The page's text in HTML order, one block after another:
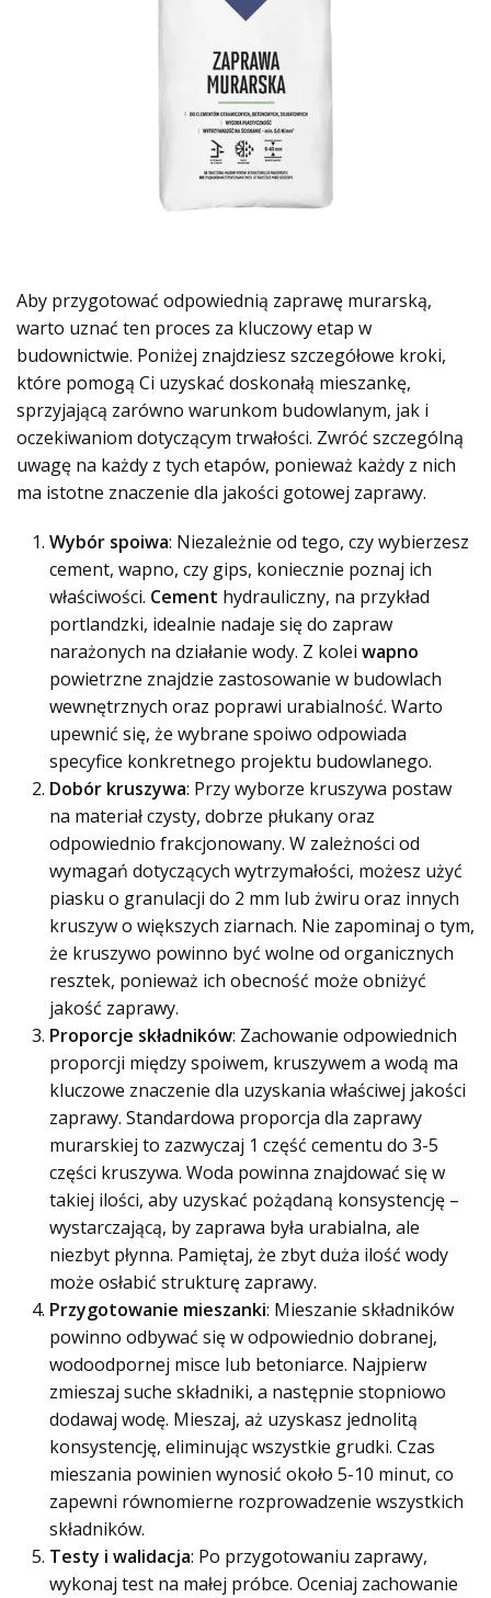
Aby przygotować odpowiednią zaprawę murarską,
warto uznać ten proces za kluczowy etap w
budownictwie. Poniżej znajdziesz szczegółowe kroki,
które pomogą Ci uzyskać doskonałą mieszankę,
sprzyjającą zarówno warunkom budowlanym, jak i
oczekiwaniom dotyczącym trwałości. Zwróć szczególną
uwagę na każdy z tych etapów, ponieważ każdy z nich
ma istotne znaczenie dla jakości gotowej zaprawy.
Wybór spoiwa: Niezależnie od tego, czy wybierzesz
cement, wapno, czy gips, koniecznie poznaj ich
właściwości. Cement hydrauliczny, na przykład
portlandzki, idealnie nadaje się do zapraw
narażonych na działanie wody. Z kolei wapno
powietrzne znajdzie zastosowanie w budowlach
wewnętrznych oraz poprawi urabialność. Warto
upewnić się, że wybrane spoiwo odpowiada
specyfice konkretnego projektu budowlanego.
Dobór kruszywa: Przy wyborze kruszywa postaw
na materiał czysty, dobrze płukany oraz
odpowiednio frakcjonowany. W zależności od
wymagań dotyczących wytrzymałości, możesz użyć
piasku o granulacji do 2 mm lub żwiru oraz innych
kruszyw o większych ziarnach. Nie zapominaj o tym,
że kruszywo powinno być wolne od organicznych
resztek, ponieważ ich obecność może obniżyć
jakość zaprawy.
Proporcje składników: Zachowanie odpowiednich
proporcji między spoiwem, kruszywem a wodą ma
kluczowe znaczenie dla uzyskania właściwej jakości
zaprawy. Standardowa proporcja dla zaprawy
murarskiej to zazwyczaj 1 część cementu do 3-5
części kruszywa. Woda powinna znajdować się w
takiej ilości, aby uzyskać pożądaną konsystencję –
wystarczającą, by zaprawa była urabialna, ale
niezbyt płynna. Pamiętaj, że zbyt duża ilość wody
może osłabić strukturę zaprawy.
Przygotowanie mieszanki: Mieszanie składników
powinno odbywać się w odpowiednio dobranej,
wodoodpornej misce lub betoniarce. Najpierw
zmieszaj suche składniki, a następnie stopniowo
dodawaj wodę. Mieszaj, aż uzyskasz jednolitą
konsystencję, eliminując wszystkie grudki. Czas
mieszania powinien wynosić około 5-10 minut, co
zapewni równomierne rozprowadzenie wszystkich
składników.
Testy i walidacja: Po przygotowaniu zaprawy,
wykonaj test na małej próbce. Oceniaj zachowanie